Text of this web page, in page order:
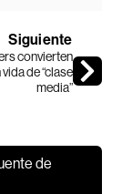
Siguiente
convierten
de “clase
media”
de